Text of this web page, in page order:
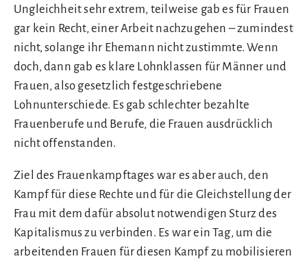
Ungleichheit sehr extrem, teilweise gab es für Frauen
gar kein Recht, einer Arbeit nachzugehen – zumindest
nicht, solange ihr Ehemann nicht zustimmte. Wenn
doch, dann gab es klare Lohnklassen für Männer und
Frauen, also gesetzlich festgeschriebene
Lohnunterschiede. Es gab schlechter bezahlte
Frauenberufe und Berufe, die Frauen ausdrücklich
nicht offenstanden.
Ziel des Frauenkampftages war es aber auch, den
Kampf für diese Rechte und für die Gleichstellung der
Frau mit dem dafür absolut notwendigen Sturz des
Kapitalismus zu verbinden. Es war ein Tag, um die
arbeitenden Frauen für diesen Kampf zu mobilisieren